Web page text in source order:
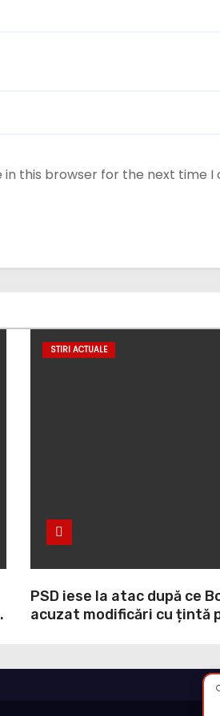
in this browser for the next time I
STIRI ACTUALE
PSD iese la atac după ce
acuzat modificări cu țintă
acopere culpa PNL-USR